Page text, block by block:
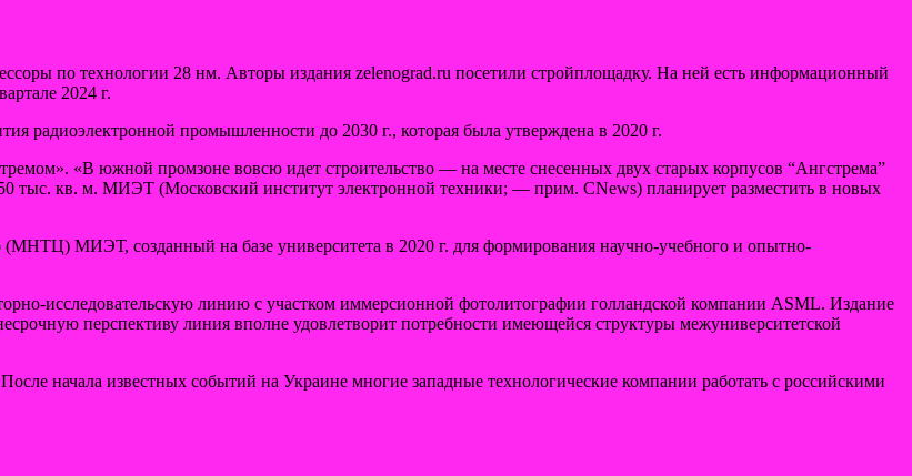
по технологии 28 нм. Авторы издания zelenograd.ru посетили стройплощадку. На ней есть информационный
2024 г.
радиоэлектронной промышленности до 2030 г., которая была утверждена в 2020 г.
«В южной промзоне вовсю идет строительство — на месте снесенных двух старых корпусов “Ангстрема”
тыс. кв. м. МИЭТ (Московский институт электронной техники; — прим. CNews) планирует разместить в новых
МИЭТ, созданный на базе университета в 2020 г. для формирования научно-учебного и опытно-
исследовательскую линию с участком иммерсионной фотолитографии голландской компании ASML. Издание
перспективу линия вполне удовлетворит потребности имеющейся структуры межуниверситетской
начала известных событий на Украине многие западные технологические компании работать с российскими